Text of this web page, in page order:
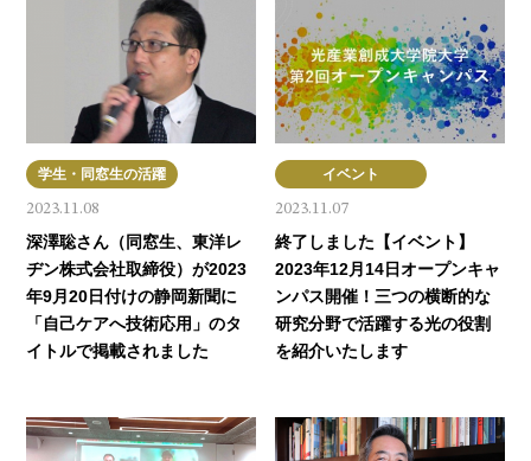
学生・同窓生の活躍
2023.11.08
深澤聡さん（同窓生、東洋レ
ヂン株式会社取締役）が2023
年9月20日付けの静岡新聞に
「自己ケアへ技術応用」のタ
イトルで掲載されました
イベント
2023.11.07
終了しました【イベント】
2023年12月14日オープンキャ
ンパス開催！三つの横断的な
研究分野で活躍する光の役割
を紹介いたします